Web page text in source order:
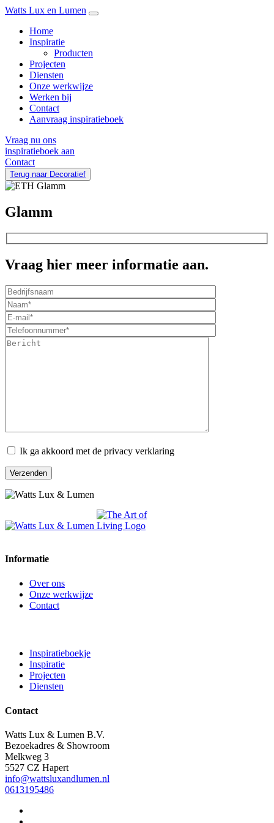
Watts Lux en Lumen
Home
Inspiratie
Producten
Projecten
Diensten
Onze werkwijze
Werken bij
Contact
Aanvraag inspiratieboek
Vraag nu ons
inspiratieboek aan
Contact
Terug naar Decoratief
Glamm
Vraag hier meer informatie aan.
Ik ga akkoord met de privacy verklaring
Informatie
Over ons
Onze werkwijze
Contact
Inspiratieboekje
Inspiratie
Projecten
Diensten
Contact
Watts Lux & Lumen B.V.
Bezoekadres & Showroom
Melkweg 3
5527 CZ Hapert
info@wattsluxandlumen.nl
0613195486